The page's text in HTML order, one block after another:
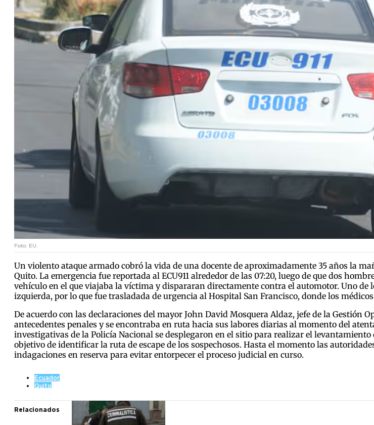
Foto: EU.
Un violento ataque armado cobró la vida de una docente de aproximadamente 35 años la
Quito. La emergencia fue reportada al ECU911 alrededor de las 07:20, luego de que dos
vehículo en el que viajaba la víctima y dispararan directamente contra el automotor. Uno de
izquierda, por lo que fue trasladada de urgencia al Hospital San Francisco, donde los
De acuerdo con las declaraciones del mayor John David Mosquera Aldaz, jefe de la Gestión
antecedentes penales y se encontraba en ruta hacia sus labores diarias al momento del
investigativas de la Policía Nacional se desplegaron en el sitio para realizar el
objetivo de identificar la ruta de escape de los sospechosos. Hasta el momento las
indagaciones en reserva para evitar entorpecer el proceso judicial en curso.
Ecuador
Quito
Relacionados